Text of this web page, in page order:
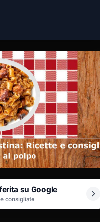
su Google
consigliate